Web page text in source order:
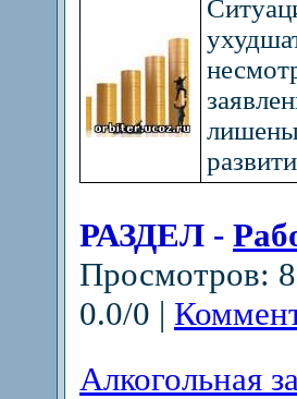
РАЗДЕЛ -
Просмотров:
0.0/0 |
Алкогольная